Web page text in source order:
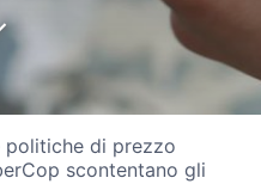
politiche di prezzo
scontentano gli